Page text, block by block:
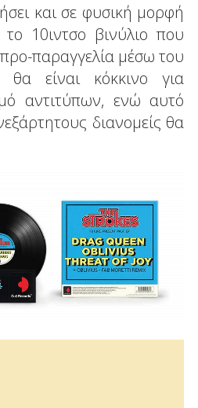
και σε φυσική μορφή
το 10ιντσο βινύλιο που
προ-παραγγελία μέσω του
είναι κόκκινο για
αντιτύπων, ενώ αυτό
διανομείς θα